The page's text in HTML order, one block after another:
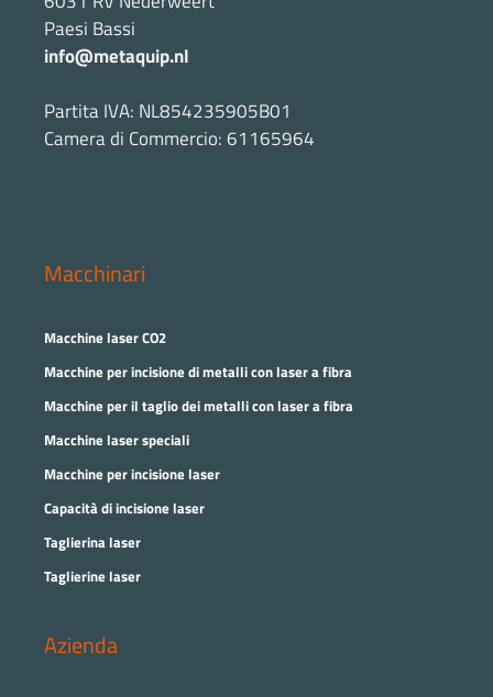
Paesi Bassi
info@metaquip.nl
Partita IVA: NL854235905B01
Camera di Commercio: 61165964
Macchinari
Macchine laser CO2
Macchine per incisione di metalli con laser a fibra
Macchine per il taglio dei metalli con laser a fibra
Macchine laser speciali
Macchine per incisione laser
Capacità di incisione laser
Taglierina laser
Taglierine laser
Azienda